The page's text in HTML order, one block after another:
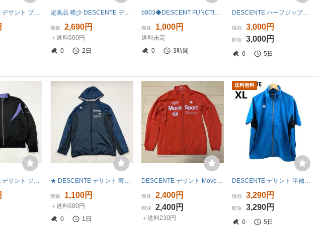
★ DESCENTE デサント ブルゾン ジップアップジャケット アウター スポーツウエア ロゴ ブラック サイズO メンズ 超美品 稀少 DESCENTE デサント MOVE SPORT 高品質パイル生地 吸汗速乾 フルジップ 半袖ジャケット sizeL オフホワイト系 レア DAT-1862
現在 2,690円
＋送料600円
0
2日
b803◆DESCENT FUNCTIONAL セットアップジャージ◆デサント サイズM ネイビー トラックジャケット/パンツ スポーツウエア 7L
現在 1,000円
送料未定
0
3時間
DESCENTE ハーフジップスクールジャージ ネイビー×イエロー L 34310006
現在 3,000円
即決 3,000円
0 5日
★ DESCENTE デサント ジャージ DST-922 レトロ トラックジャケット ジップアップ アウター スポーツ ブラック/パープル サイズO メンズ ★ DESCENTE デサント 薄手 トレーニングウエア ジップアップジャケット ジャージ アウター スポーツ ネイビー M メンズ
現在 1,100円
＋送料680円
0
1日
DESCENTE デサント Move Sport ジャージ ジャケット サイズM DMMLJF15
現在 2,400円
即決 2,400円
＋送料230円
送料無料
DESCENTE デサント 半袖ナイロンジャケット ブルー XL
現在 3,290円
即決 3,290円
0 5日